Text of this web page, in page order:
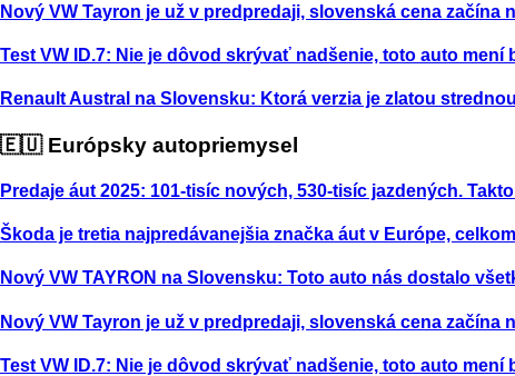
Nový VW Tayron je už v predpredaji, slovenská cena začína
Test VW ID.7: Nie je dôvod skrývať nadšenie, toto auto
Renault Austral na Slovensku: Ktorá verzia je zlatou
🇪🇺 Európsky autopriemysel
Predaje áut 2025: 101-tisíc nových, 530-tisíc jazdených.
Škoda je tretia najpredávanejšia značka áut v Európe,
Nový VW TAYRON na Slovensku: Toto auto nás dostalo
Nový VW Tayron je už v predpredaji, slovenská cena začína
Test VW ID.7: Nie je dôvod skrývať nadšenie, toto auto